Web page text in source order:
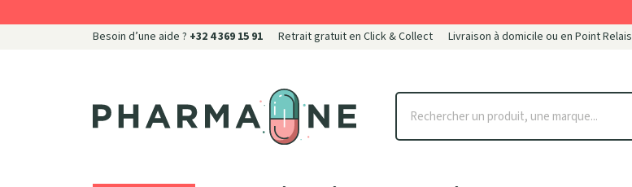
Besoin d’une aide ? +32 4 369 15 91 Retrait gratuit en Click & Collect Livraison à domicile ou en Point Relais
Pharmaone Votre pharmacie en ligne à votre service